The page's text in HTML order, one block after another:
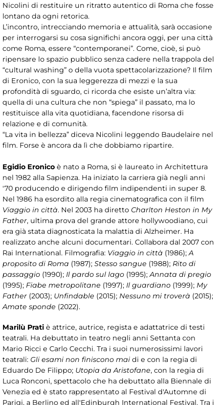
Nicolini di restituire un ritratto autentico di Roma che fosse
lontano da ogni retorica.
L’incontro, intrecciando memoria e attualità, sarà occasione
per interrogarsi su cosa significhi ancora oggi, per una città
come Roma, essere “contemporanei”. Come, cioè, si può
ripensare lo spazio pubblico senza cadere nella trappola del
“cultural washing” o della vuota spettacolarizzazione? Il film
di Eronico, con la sua leggerezza di mezzi e la sua
profondità di sguardo, ci ricorda che esiste un’altra via:
quella di una cultura che non “spiega” il passato, ma lo
restituisce alla vita quotidiana, facendone risorsa di
relazione e di comunità.
“La vita in bellezza” diceva Nicolini leggendo Baudelaire nel
film. Forse è ancora da lì che dobbiamo ripartire.
Egidio Eronico è nato a Roma, si è laureato in Architettura
nel 1982 alla Sapienza. Ha iniziato la carriera già negli anni
'70 producendo e dirigendo film indipendenti in super 8.
Nel 1986 ha esordito alla regia cinematografica con il film
Viaggio in città. Nel 2003 ha diretto Charlton Heston in My
Father, ultima prova del grande attore hollywoodiano, cui
era già stata diagnosticata la malattia di Alzheimer. Ha
realizzato anche alcuni documentari. Collabora dal 2007 con
Rai International. Filmografia: Viaggio in città (1986);A
proposito di Roma (1987); Stesso sangue (1988); Rito di
passaggio (1990); Il pardo sul lago (1995);Annata di pregio
(1995); Fiabe metropolitane (1997); Il guardiano (1999); My
Father (2003); Unfindable (2015); Nessuno mi troverà (2015);
Amate sponde (2022).
Marilù Prati è attrice, autrice, regista e adattatrice di testi
teatrali. Ha debuttato in teatro negli anni Settanta con
Mario Ricci e Carlo Cecchi. Tra i suoi numerosissimi lavori
teatrali: Gli esami non finiscono mai di e con la regia di
Eduardo De Filippo; Utopia da Aristofane, con la regia di
Luca Ronconi, spettacolo che ha debuttato alla Biennale di
Venezia ed è stato rappresentato al Festival d'Automne di
Parigi, a Berlino ed all'Edinburgh International Festival. Tra i